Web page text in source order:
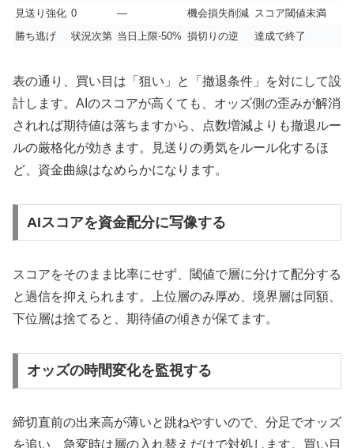
見送り強化 0 — 機会損失削減 スコア閾値未満
勝ち逃げ
状況次第 当日上限-50% 損切りの逆 達成で終了
表の通り、買い目は「狙い」と「撤退条件」を対にして設
計します。AIのスコアが高くても、オッズ側の歪みが解消
されれば期待値は落ちますから、点数増減よりも撤退ルー
ルの厳格化が効きます。見送りの勇気をルール化するほ
ど、資金曲線はなめらかになります。
AIスコアを資金配分に写像する
スコアをそのまま比率にせず、閾値で層に分けて配分する
と過信を抑えられます。上位層のみ厚め、境界層は同額、
下位層は捨てると、期待値の傾きが保てます。
オッズの時間変化を監視する
締切直前の出来高が薄いと跳ねやすいので、分足でオッズ
を追い、急変時は層の入れ替えだけで対処します。買い目